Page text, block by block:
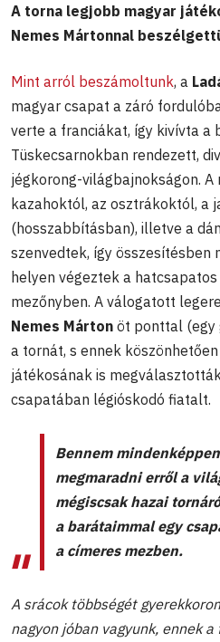
A torna legjobb magyar
Nemes Mártonnal
Mint arról beszámoltunk, a
magyar csapat a záró
verte a franciákat, így kivívta a
Tüskecsarnokban rendezett,
jégkorong-világbajnokságon. A
kazahoktól, az osztrákoktól, a
(hosszabbításban), illetve a
szenvedtek, így összesítésben
helyen végeztek a
mezőnyben. A válogatott
Nemes Márton öt ponttal (egy
a tornát, s ennek
játékosának is
csapatában légióskodó fiatalt.
Bennem
megmaradni erről a
mégiscsak hazai
a barátaimmal egy
a címeres mezben.
A srácok többségét
nagyon jóban vagyunk, ennek